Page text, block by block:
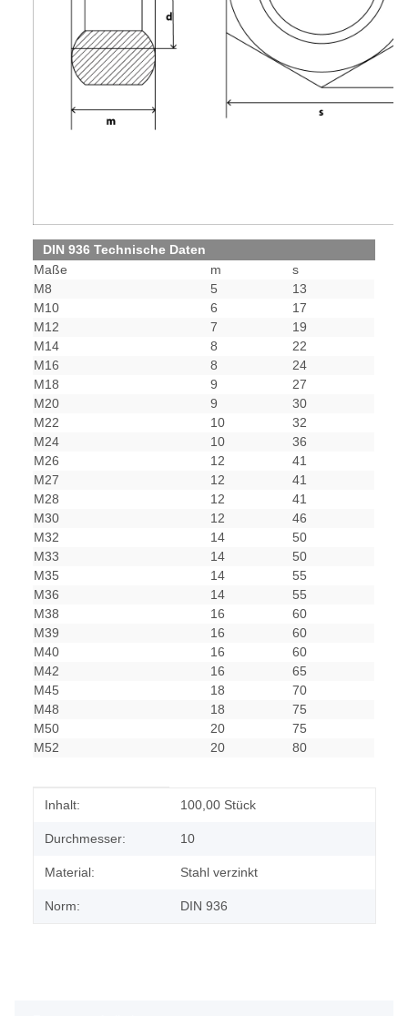
DIN 936 Technische Daten
Maße
m
s
M8
5
13
M10
6
17
M12
7
19
M14
8
22
M16
8
24
M18
9
27
M20
9
30
M22
10
32
M24
10
36
M26
12
41
M27
12
41
M28
12
41
M30
12
46
M32
14
50
M33
14
50
M35
14
55
M36
14
55
M38
16
60
M39
16
60
M40
16
60
M42
16
65
M45
18
70
M48
18
75
M50
20
75
M52
20 80
Produkteigenschaft
Wert
Inhalt: 100,00 Stück
Durchmesser: 10
Material: Stahl verzinkt
Norm: DIN 936